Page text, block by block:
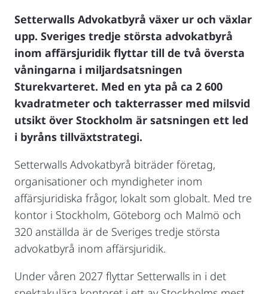
Setterwalls Advokatbyrå växer ur och växlar
upp. Sveriges tredje största advokatbyrå
inom affärsjuridik flyttar till de två översta
våningarna i miljardsatsningen
Sturekvarteret. Med en yta på ca 2 600
kvadratmeter och takterrasser med milsvid
utsikt över Stockholm är satsningen ett led
i byråns tillväxtstrategi.
Setterwalls Advokatbyrå biträder företag,
organisationer och myndigheter inom
affärsjuridiska frågor, lokalt som globalt. Med tre
kontor i Stockholm, Göteborg och Malmö och
320 anställda är de Sveriges tredje största
advokatbyrå inom affärsjuridik.
Under våren 2027 flyttar Setterwalls in i det